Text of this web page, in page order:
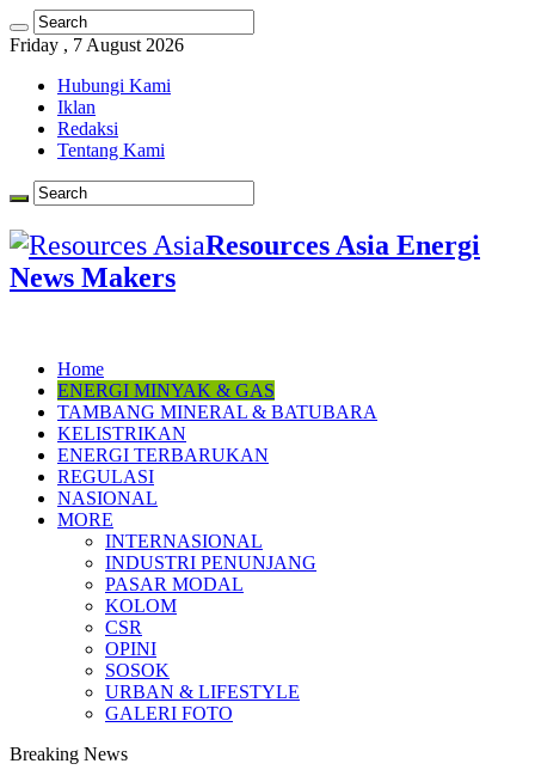
Friday , 7 August 2026
Hubungi Kami
Iklan
Redaksi
Tentang Kami
Resources Asia Energi
News Makers
Home
ENERGI MINYAK & GAS
TAMBANG MINERAL & BATUBARA
KELISTRIKAN
ENERGI TERBARUKAN
REGULASI
NASIONAL
MORE
INTERNASIONAL
INDUSTRI PENUNJANG
PASAR MODAL
KOLOM
CSR
OPINI
SOSOK
URBAN & LIFESTYLE
GALERI FOTO
Breaking News